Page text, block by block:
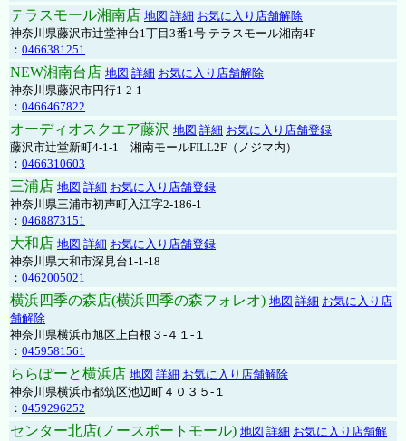
テラスモール湘南店 地図 詳細 お気に入り店舗解除
神奈川県藤沢市辻堂神台1丁目3番1号 テラスモール湘南4F
： 0466381251
NEW湘南台店 地図 詳細 お気に入り店舗解除
神奈川県藤沢市円行1-2-1
： 0466467822
オーディオスクエア藤沢 地図 詳細 お気に入り店舗登録
藤沢市辻堂新町4-1-1 湘南モールFILL2F（ノジマ内）
： 0466310603
三浦店 地図 詳細 お気に入り店舗登録
神奈川県三浦市初声町入江字2-186-1
： 0468873151
大和店 地図 詳細 お気に入り店舗登録
神奈川県大和市深見台1-1-18
： 0462005021
横浜四季の森店(横浜四季の森フォレオ) 地図 詳細 お気に入り店
舗解除
神奈川県横浜市旭区上白根３-４１-１
： 0459581561
ららぽーと横浜店 地図 詳細 お気に入り店舗解除
神奈川県横浜市都筑区池辺町４０３５-１
： 0459296252
センター北店(ノースポートモール) 地図 詳細 お気に入り店舗解